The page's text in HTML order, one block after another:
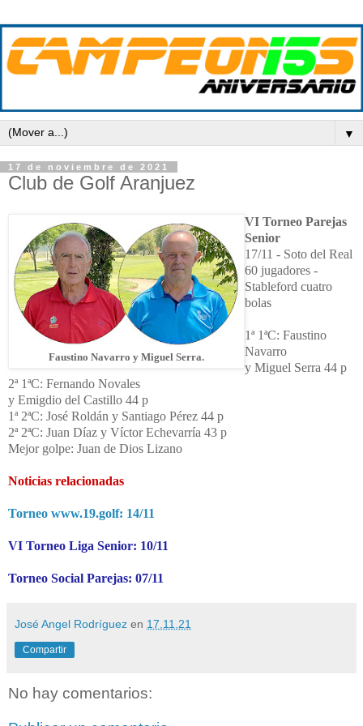
▼
17 de noviembre de 2021
Club de Golf Aranjuez
Faustino Navarro y Miguel Serra.
VI Torneo Parejas
Senior
17/11 - Soto del Real
60 jugadores -
Stableford cuatro
bolas
1ª 1ªC: Faustino
Navarro
y Miguel Serra 44 p
2ª 1ªC: Fernando Novales
y Emigdio del Castillo 44 p
1ª 2ªC: José Roldán y Santiago Pérez 44 p
2ª 2ªC: Juan Díaz y Víctor Echevarría 43 p
Mejor golpe: Juan de Dios Lizano
Noticias relacionadas
Torneo www.19.golf: 14/11
VI Torneo Liga Senior: 10/11
Torneo Social Parejas: 07/11
José Angel Rodríguez en 17.11.21
Compartir
No hay comentarios: